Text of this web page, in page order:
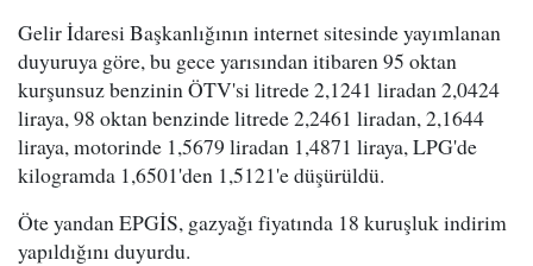
Gelir İdaresi Başkanlığının internet sitesinde yayımlanan
duyuruya göre, bu gece yarısından itibaren 95 oktan
kurşunsuz benzinin ÖTV'si litrede 2,1241 liradan 2,0424
liraya, 98 oktan benzinde litrede 2,2461 liradan, 2,1644
liraya, motorinde 1,5679 liradan 1,4871 liraya, LPG'de
kilogramda 1,6501'den 1,5121'e düşürüldü.
Öte yandan EPGİS, gazyağı fiyatında 18 kuruşluk indirim
yapıldığını duyurdu.